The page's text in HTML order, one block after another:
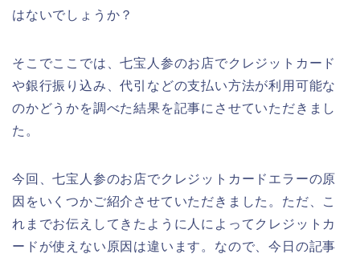
はないでしょうか？
そこでここでは、七宝人参のお店でクレジットカード
や銀行振り込み、代引などの支払い方法が利用可能な
のかどうかを調べた結果を記事にさせていただきまし
た。
今回、七宝人参のお店でクレジットカードエラーの原
因をいくつかご紹介させていただきました。ただ、こ
れまでお伝えしてきたように人によってクレジットカ
ードが使えない原因は違います。なので、今日の記事